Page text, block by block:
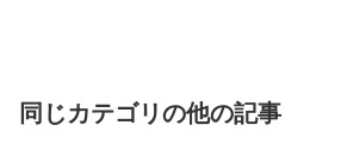
同じカテゴリの他の記事